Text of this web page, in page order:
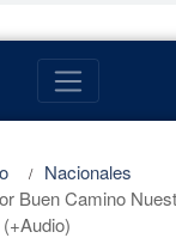
Nacionales
Buen Camino